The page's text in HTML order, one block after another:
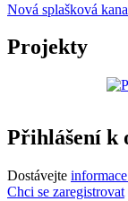
Nová splašková
Projekty
Přihlášení k
Dostávejte
Chci se zaregistrovat